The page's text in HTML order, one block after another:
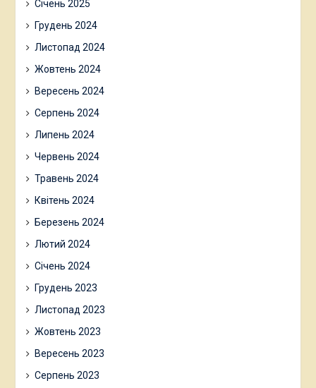
Січень 2025
Грудень 2024
Листопад 2024
Жовтень 2024
Вересень 2024
Серпень 2024
Липень 2024
Червень 2024
Травень 2024
Квітень 2024
Березень 2024
Лютий 2024
Січень 2024
Грудень 2023
Листопад 2023
Жовтень 2023
Вересень 2023
Серпень 2023